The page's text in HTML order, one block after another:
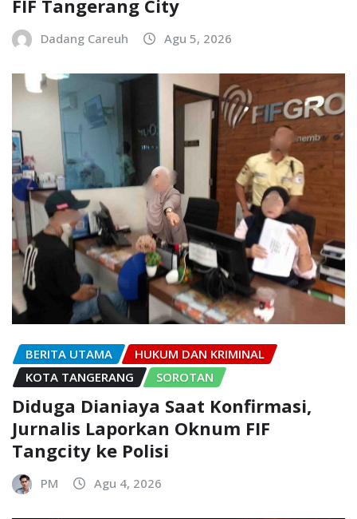
FIF Tangerang City
Dadang Careuh Agu 5, 2026
BERITA UTAMA
HUKUM DAN KRIMINAL
KOTA TANGERANG
SOROTAN
Diduga Dianiaya Saat Konfirmasi,
Jurnalis Laporkan Oknum FIF
Tangcity ke Polisi
PM Agu 4, 2026